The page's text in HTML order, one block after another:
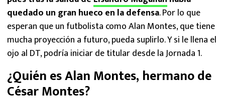
quedado un gran hueco en la defensa. Por lo que
esperan que un futbolista como Alan Montes, que tiene
mucha proyección a futuro, pueda suplirlo. Y si le llena el
ojo al DT, podría iniciar de titular desde la Jornada 1.
¿Quién es Alan Montes, hermano de
César Montes?